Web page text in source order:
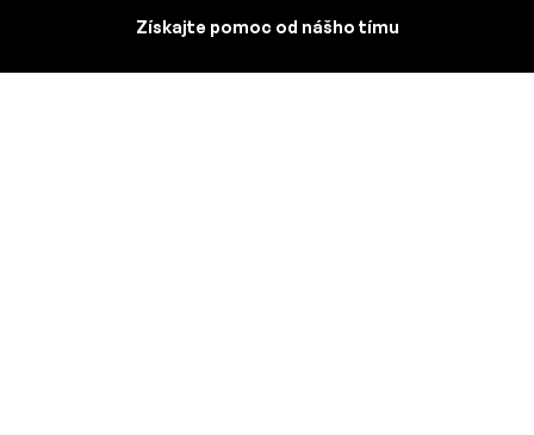
Získajte pomoc od nášho tímu